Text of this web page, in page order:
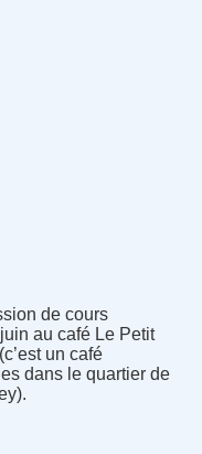
de cours
au café Le Petit
un café
dans le quartier de